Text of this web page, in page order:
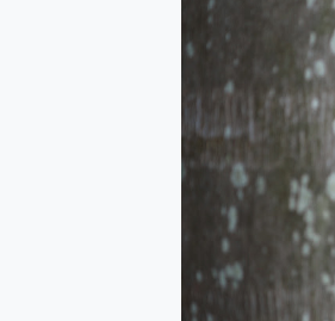
防
AI
超
美
好
式
外
開